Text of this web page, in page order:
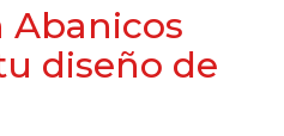
Abanicos
diseño de